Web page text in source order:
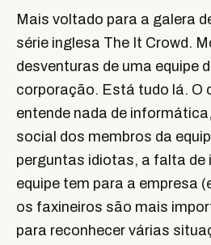
Mais voltado para a galera
série inglesa The It Crowd.
desventuras de uma equipe
corporação. Está tudo lá. O
entende nada de
social dos membros da
perguntas idiotas, a falta de
equipe tem para a empresa
os faxineiros são mais
para reconhecer várias